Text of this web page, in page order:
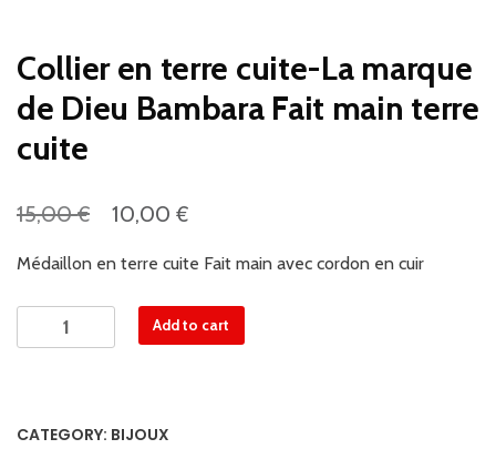
Collier en terre cuite-La marque
de Dieu Bambara Fait main terre
cuite
15,00€ 10,00 €
Médaillon en terre cuite Fait main avec cordon en cuir
Collier
en
La
Add to cart
CATEGORY: BIJOUX